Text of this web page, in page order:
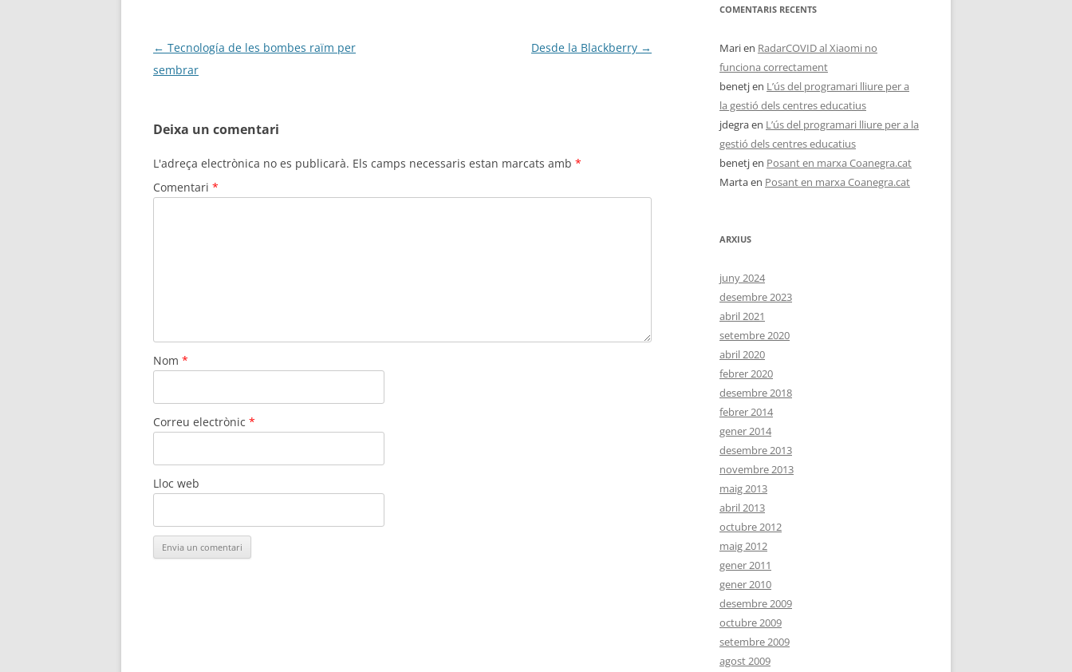
Navegació
per
← Tecnología de les bombes raïm per
sembrar
Desde la Blackberry →
Deixa un comentari
L'adreça electrònica no es publicarà. Els camps necessaris estan marcats amb *
Comentari *
Nom *
Correu electrònic *
Lloc web
COMENTARIS RECENTS
Marien RadarCOVID al Xiaomi no
funciona correctament
benetjen L’ús del programari lliure per a
la gestió dels centres educatius
jdegraen L’ús del programari lliure per a la
gestió dels centres educatius
benetjen Posant en marxa Coanegra.cat
Martaen Posant en marxa Coanegra.cat
ARXIUS
juny 2024
desembre 2023
abril 2021
setembre 2020
abril 2020
febrer 2020
desembre 2018
febrer 2014
gener 2014
desembre 2013
novembre 2013
maig 2013
abril 2013
octubre 2012
maig 2012
gener 2011
gener 2010
desembre 2009
octubre 2009
setembre 2009
agost 2009